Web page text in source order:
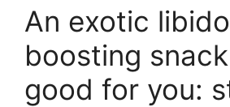
An exotic
boosting
good for you: